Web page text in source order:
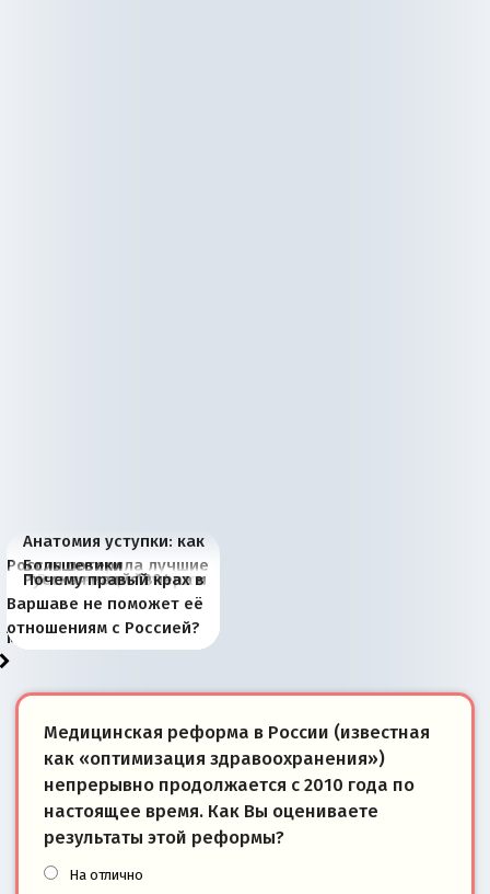
Анатомия уступки: как
Россия потеряла лучшие
рыбопромысловые
районы Баренцева
моря
Большевики
отличаются от «Яблока»
тем, что они -
победители
Киевская марионетка
Запада рассказала о
«переобувании» хозяев
В России назрели
перемены: 15 шагов к
суверенной экономике
Миграционный пожар
Европы
Россия начинает
сбрасывать балласт
Анкориджа
Россия зимой 1904
года: первые уступки во
внутренней политике
Русская нация вчера и
сегодня
Почему правый крах в
Варшаве не поможет её
отношениям с Россией?
Медицинская реформа в России (известная
как «оптимизация здравоохранения»)
непрерывно продолжается с 2010 года по
настоящее время. Как Вы оцениваете
результаты этой реформы?
На отлично